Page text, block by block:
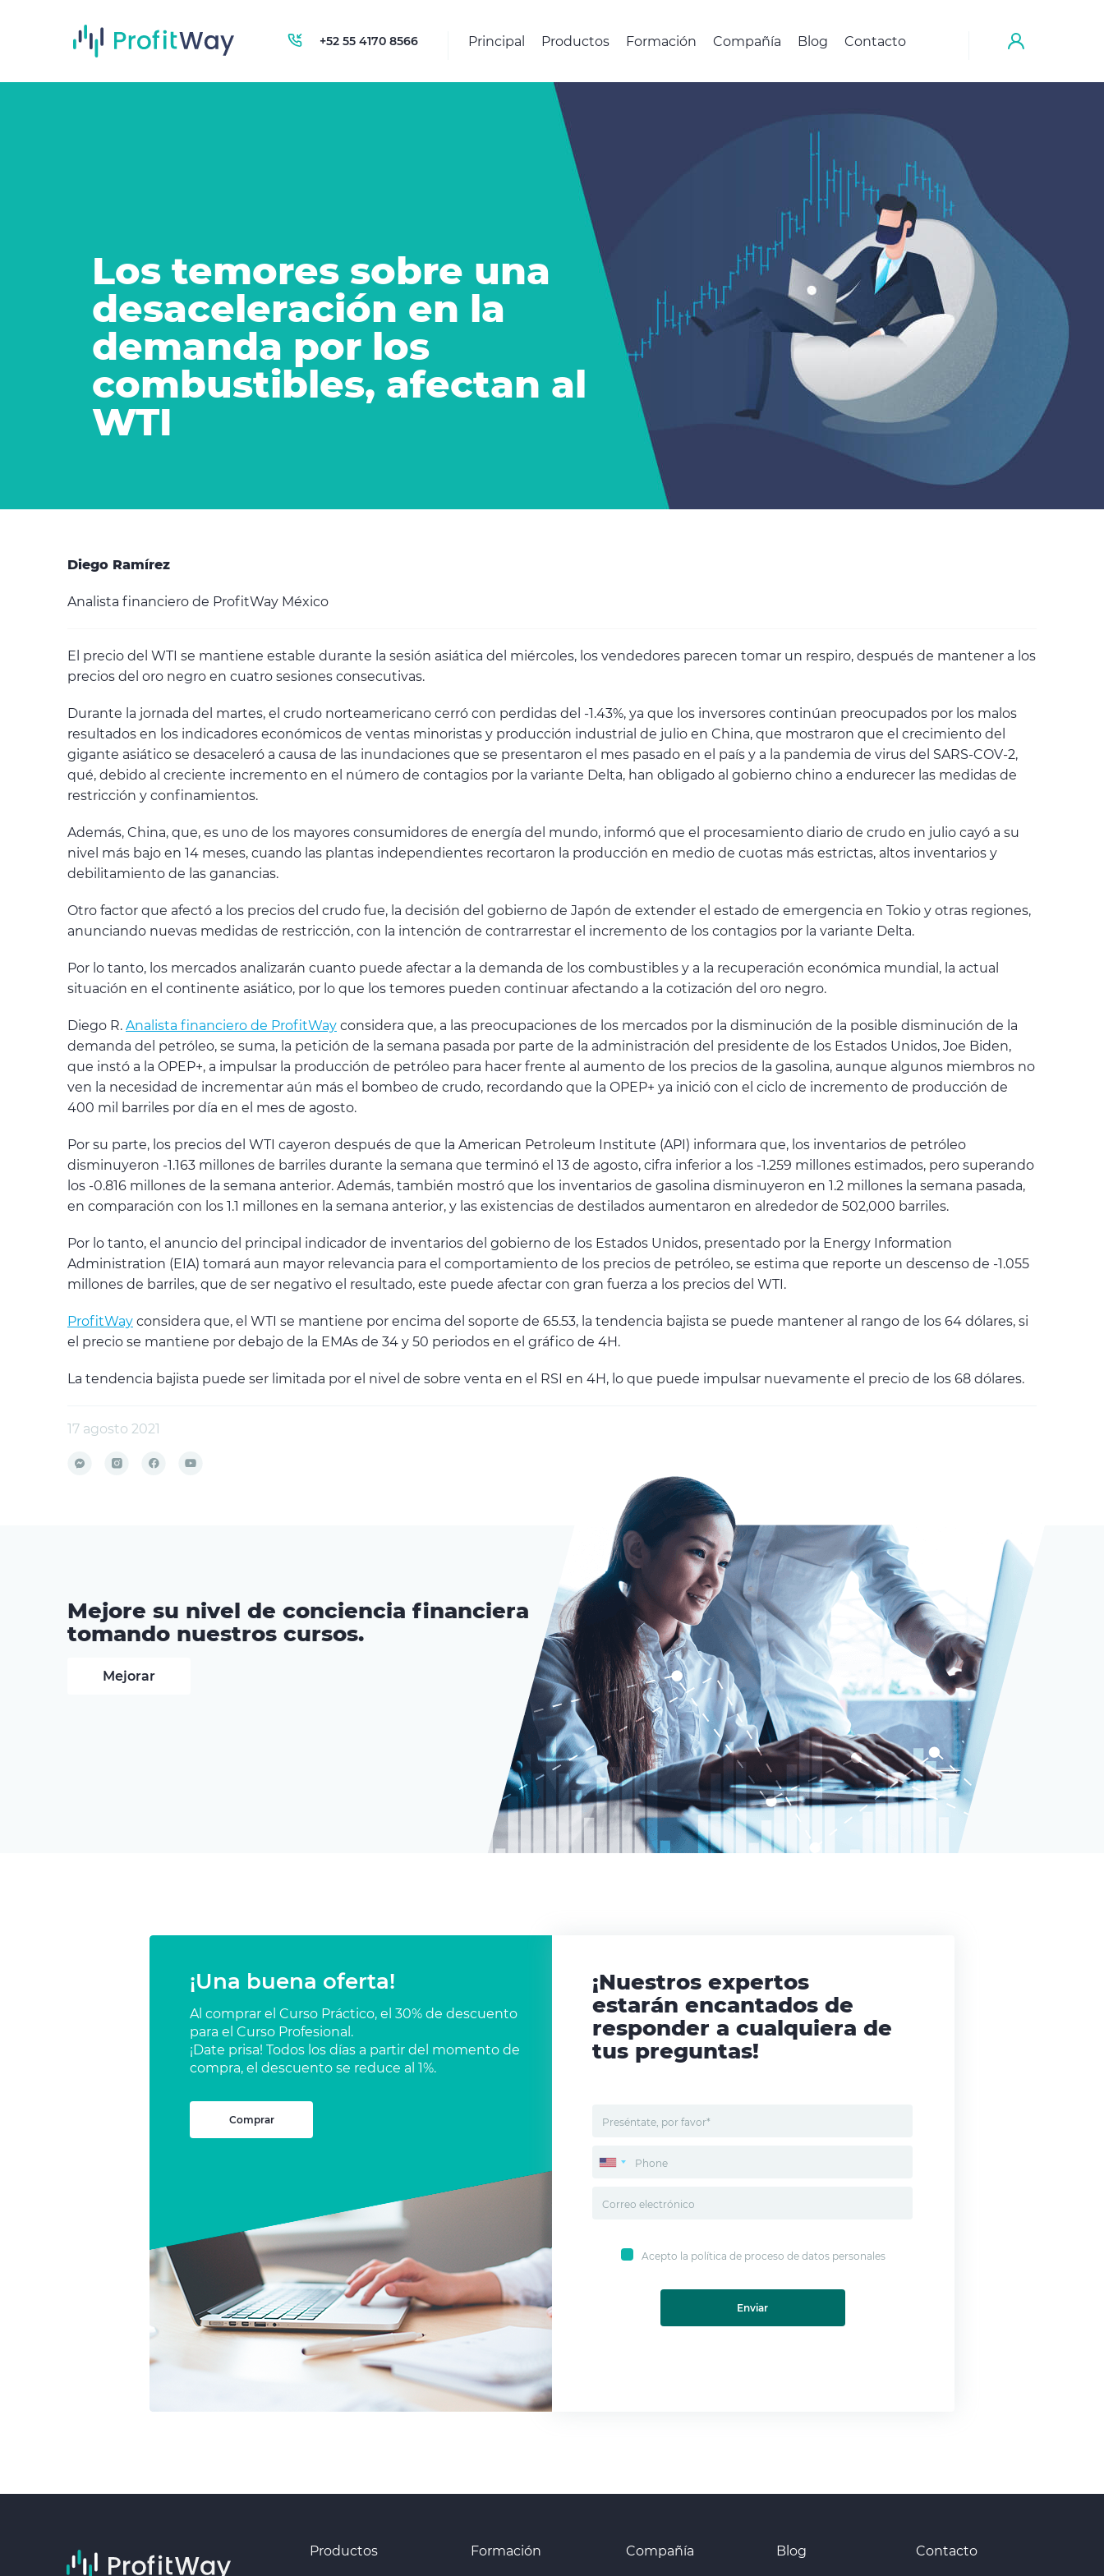
Los temores sobre una
desaceleración en la
demanda por los
combustibles, afectan al
WTI
Diego Ramírez
Analista financiero de ProfitWay México
El precio del WTI se mantiene estable durante la sesión asiática del miércoles, los vendedores parecen tomar un respiro, después de mantener a los
precios del oro negro en cuatro sesiones consecutivas.
Durante la jornada del martes, el crudo norteamericano cerró con perdidas del -1.43%, ya que los inversores continúan preocupados por los malos
resultados en los indicadores económicos de ventas minoristas y producción industrial de julio en China, que mostraron que el crecimiento del
gigante asiático se desaceleró a causa de las inundaciones que se presentaron el mes pasado en el país y a la pandemia de virus del SARS-COV-2,
qué, debido al creciente incremento en el número de contagios por la variante Delta, han obligado al gobierno chino a endurecer las medidas de
restricción y confinamientos.
Además, China, que, es uno de los mayores consumidores de energía del mundo, informó que el procesamiento diario de crudo en julio cayó a su
nivel más bajo en 14 meses, cuando las plantas independientes recortaron la producción en medio de cuotas más estrictas, altos inventarios y
debilitamiento de las ganancias.
Otro factor que afectó a los precios del crudo fue, la decisión del gobierno de Japón de extender el estado de emergencia en Tokio y otras regiones,
anunciando nuevas medidas de restricción, con la intención de contrarrestar el incremento de los contagios por la variante Delta.
Por lo tanto, los mercados analizarán cuanto puede afectar a la demanda de los combustibles y a la recuperación económica mundial, la actual
situación en el continente asiático, por lo que los temores pueden continuar afectando a la cotización del oro negro.
Diego R. Analista financiero de ProfitWay considera que, a las preocupaciones de los mercados por la disminución de la posible disminución de la
demanda del petróleo, se suma, la petición de la semana pasada por parte de la administración del presidente de los Estados Unidos, Joe Biden,
que instó a la OPEP+, a impulsar la producción de petróleo para hacer frente al aumento de los precios de la gasolina, aunque algunos miembros no
ven la necesidad de incrementar aún más el bombeo de crudo, recordando que la OPEP+ ya inició con el ciclo de incremento de producción de
400 mil barriles por día en el mes de agosto.
Por su parte, los precios del WTI cayeron después de que la American Petroleum Institute (API) informara que, los inventarios de petróleo
disminuyeron -1.163 millones de barriles durante la semana que terminó el 13 de agosto, cifra inferior a los -1.259 millones estimados, pero superando
los -0.816 millones de la semana anterior. Además, también mostró que los inventarios de gasolina disminuyeron en 1.2 millones la semana pasada,
en comparación con los 1.1 millones en la semana anterior, y las existencias de destilados aumentaron en alrededor de 502,000 barriles.
Por lo tanto, el anuncio del principal indicador de inventarios del gobierno de los Estados Unidos, presentado por la Energy Information
Administration (EIA) tomará aun mayor relevancia para el comportamiento de los precios de petróleo, se estima que reporte un descenso de -1.055
millones de barriles, que de ser negativo el resultado, este puede afectar con gran fuerza a los precios del WTI.
ProfitWay considera que, el WTI se mantiene por encima del soporte de 65.53, la tendencia bajista se puede mantener al rango de los 64 dólares, si
el precio se mantiene por debajo de la EMAs de 34 y 50 periodos en el gráfico de 4H.
La tendencia bajista puede ser limitada por el nivel de sobre venta en el RSI en 4H, lo que puede impulsar nuevamente el precio de los 68 dólares.
17 agosto 2021
Mejore su nivel de conciencia financiera
tomando nuestros cursos.
Mejorar
¡Una buena oferta!
Al comprar el Curso Práctico, el 30% de descuento
para el Curso Profesional.
¡Date prisa! Todos los días a partir del momento de
compra, el descuento se reduce al 1%.
Comprar
¡Nuestros expertos
estarán encantados de
responder a cualquiera de
tus preguntas!
Acepto la política de proceso de datos personales
Enviar
+52 55 4170 8566 Principal Productos Formación Compañía Blog Contacto
Productos Formación Compañía Blog Contacto